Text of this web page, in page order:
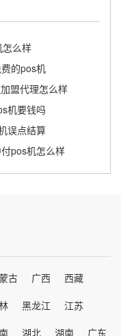
怎么样
的pos机
盟代理怎么样
机要钱吗
误点结算
pos机怎么样
古 广西
西藏
黑龙江
江苏
湖北 湖南 广东